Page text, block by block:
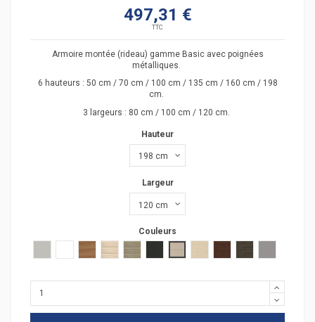
497,31 €
TTC
Armoire montée (rideau) gamme Basic avec poignées
métalliques.
6 hauteurs : 50 cm / 70 cm / 100 cm / 135 cm / 160 cm / 198
cm.
3 largeurs : 80 cm / 100 cm / 120 cm.
Hauteur
Largeur
Couleurs
poirieracacia clairacacia fonçé